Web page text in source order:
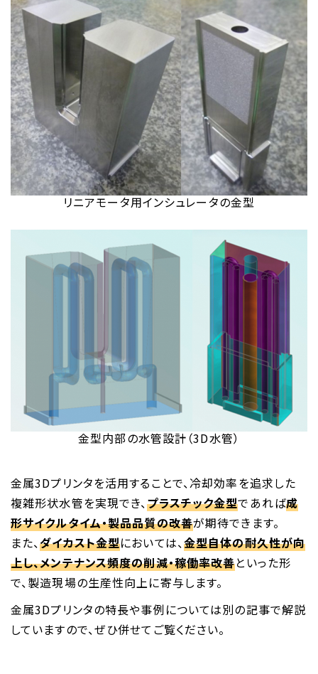
リニアモータ用インシュレータの金型
金型内部の水管設計（3D水管）
金属3Dプリンタを活用することで、冷却効率を追求した
複雑形状水管を実現でき、プラスチック金型であれば成
形サイクルタイム・製品品質の改善が期待できます。
また、ダイカスト金型においては、金型自体の耐久性が向
上し、メンテナンス頻度の削減・稼働率改善といった形
で、製造現場の生産性向上に寄与します。
金属3Dプリンタの特長や事例については別の記事で解説
していますので、ぜひ併せてご覧ください。